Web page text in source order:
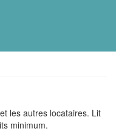
les autres locataires. Lit
minimum.